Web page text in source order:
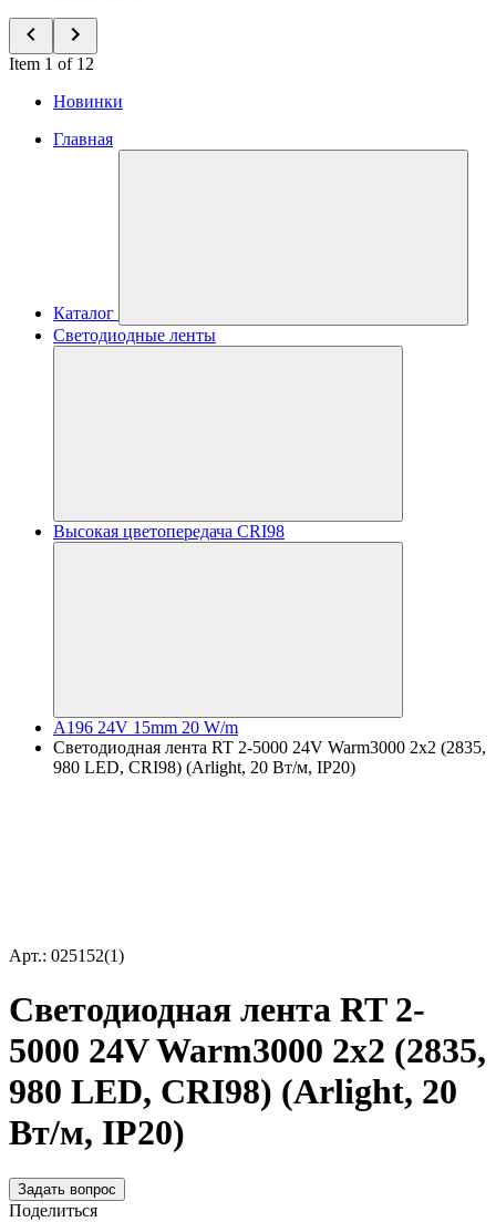
Item 1 of 12
Новинки
Главная
Каталог
Светодиодные ленты
Высокая цветопередача CRI98
A196 24V 15mm 20 W/m
Светодиодная лента RT 2-5000 24V Warm3000 2x2 (2835,
980 LED, CRI98) (Arlight, 20 Вт/м, IP20)
Арт.: 025152(1)
Светодиодная лента RT 2-
5000 24V Warm3000 2x2 (2835,
980 LED, CRI98) (Arlight, 20
Вт/м, IP20)
Задать вопрос
Поделиться